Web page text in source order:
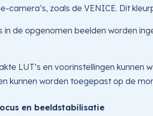
camera’s, zoals de VENICE. Dit
in de opgenomen beelden worden
LUT’s en voorinstellingen
kunnen worden toegepast op de
en beeldstabilisatie